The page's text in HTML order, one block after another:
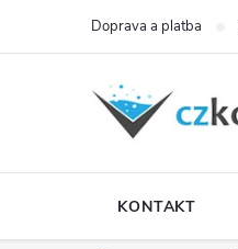
Doprava a platba
KONTAKT